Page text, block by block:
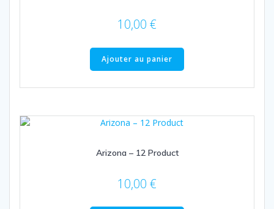
10,00 €
Ajouter au panier
Arizona – 12 Product
10,00 €